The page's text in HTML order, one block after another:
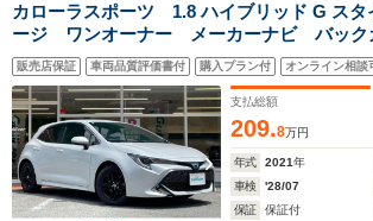
カローラスポーツ 1.8 ハイブリッド G スタ
ージ ワンオーナー メーカーナビ バッ
正ビルトインETC レーダークルーズコン
後コーナーセンサーオートマチックハイビ
キープアシスト プリクラッシュセーフテ
口
販売店保証 車両品質評価書付 購入プラン付 オンライン相談
支払総額
209.8万円
年式 2021年
車検
'28/07
保証
保証付